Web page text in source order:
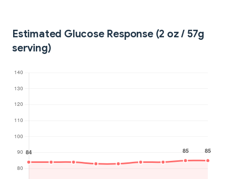
Estimated Glucose Response (2 oz / 57g
serving)